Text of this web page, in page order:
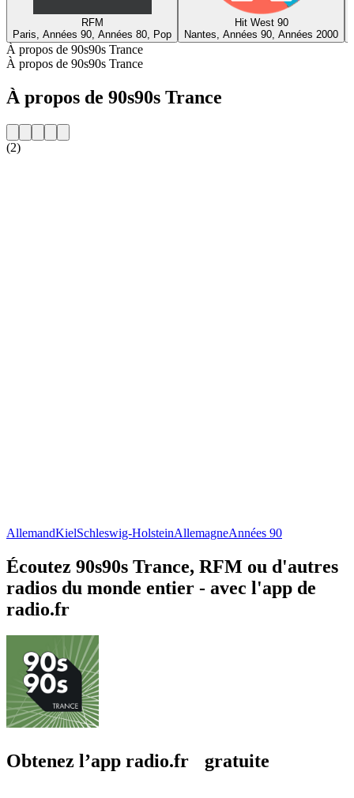
RFM
Paris, Années 90, Années 80, Pop
Hit West 90
Nantes, Années 90, Années 2000
À propos de 90s90s Trance
À propos de 90s90s Trance
À propos de 90s90s Trance
(2)
AllemandKielSchleswig-HolsteinAllemagneAnnées 90
Écoutez 90s90s Trance, RFM ou d'autres
radios du monde entier - avec l'app de
radio.fr
Obtenez l’app radio.fr gratuite